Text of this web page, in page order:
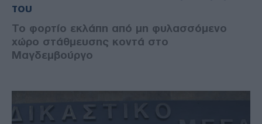
του
Το φορτίο εκλάπη από μη φυλασσόμενο
χώρο στάθμευσης κοντά στο
Μαγδεμβούργο